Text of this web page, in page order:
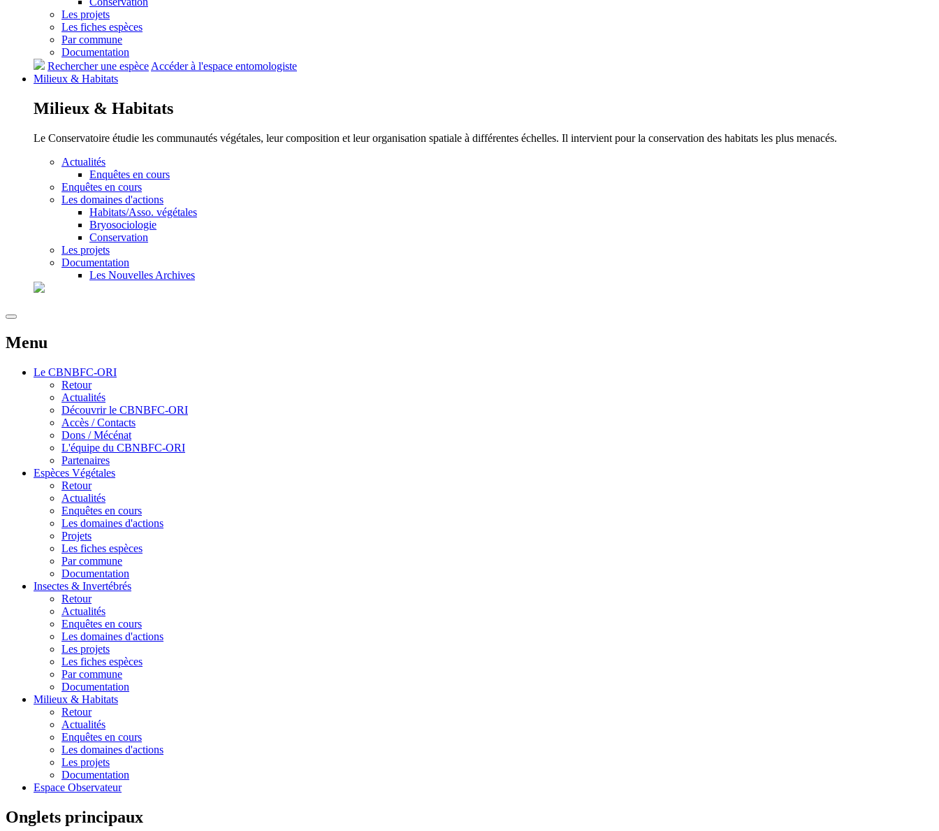
Les projets
Les fiches espèces
Par commune
Documentation
Rechercher une espèce Accéder à l'espace entomologiste
Milieux & Habitats
Milieux & Habitats
Le Conservatoire étudie les communautés végétales, leur composition et leur organisation spatiale à différentes échelles. Il intervient pour la conservation des habitats les plus menacés.
Actualités
Enquêtes en cours
Enquêtes en cours
Les domaines d'actions
Habitats/Asso. végétales
Bryosociologie
Conservation
Les projets
Documentation
Les Nouvelles Archives
Menu
Le CBNBFC-ORI
Retour
Actualités
Découvrir le CBNBFC-ORI
Accès / Contacts
Dons / Mécénat
L'équipe du CBNBFC-ORI
Partenaires
Espèces Végétales
Retour
Actualités
Enquêtes en cours
Les domaines d'actions
Projets
Les fiches espèces
Par commune
Documentation
Insectes & Invertébrés
Retour
Actualités
Enquêtes en cours
Les domaines d'actions
Les projets
Les fiches espèces
Par commune
Documentation
Milieux & Habitats
Retour
Actualités
Enquêtes en cours
Les domaines d'actions
Les projets
Documentation
Espace Observateur
Onglets principaux